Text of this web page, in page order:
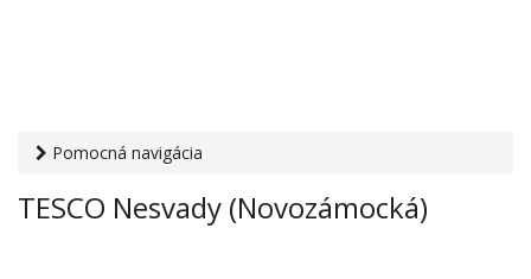
Pomocná navigácia
supermarkety› TESCO Nesvady (Novozámocká)
TESCO Nesvady (Novozámocká)